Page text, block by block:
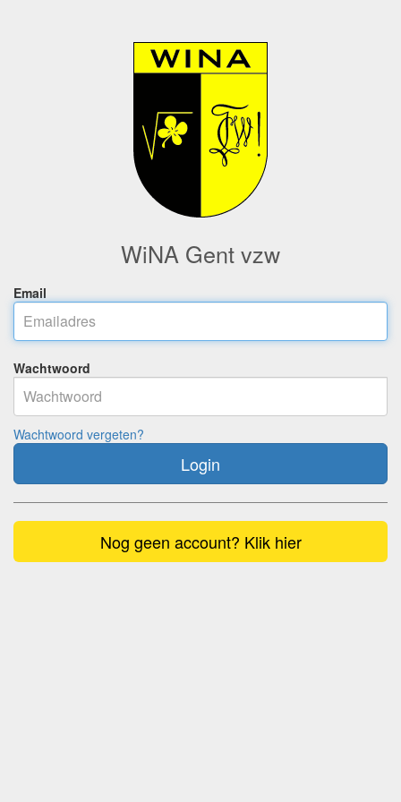
WiNA Gent vzw
Email
Wachtwoord
Wachtwoord vergeten?
Login
Nog geen account? Klik hier